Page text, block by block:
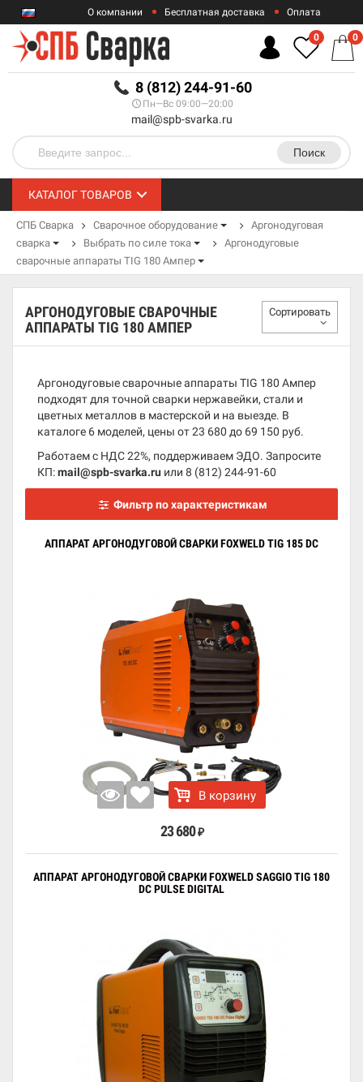
RUB
О компании Бесплатная доставка Оплата
Гарантии
8 (812) 244-91-60
Пн—Вс 09:00—20:00
mail@spb-svarka.ru
Поиск
0 0
КАТАЛОГ ТОВАРОВ
СПБ Сварка Сварочное оборудование
Аргонодуговая
сварка
Выбрать по силе тока
Аргонодуговые
сварочные аппараты TIG 180 Ампер
АРГОНОДУГОВЫЕ СВАРОЧНЫЕ
АППАРАТЫ TIG 180 АМПЕР
Сортировать
Аргонодуговые сварочные аппараты TIG 180 Ампер
подходят для точной сварки нержавейки, стали и
цветных металлов в мастерской и на выезде. В
каталоге 6 моделей, цены от 23 680 до 69 150 руб.
Работаем с НДС 22%, поддерживаем ЭДО. Запросите
КП:mail@spb-svarka.ru или 8 (812) 244-91-60
Фильтр по характеристикам
АППАРАТ АРГОНОДУГОВОЙ СВАРКИ FOXWELD TIG 185 DC
В корзину
23 680 ₽
АППАРАТ АРГОНОДУГОВОЙ СВАРКИ FOXWELD SAGGIO TIG 180
DC PULSE DIGITAL